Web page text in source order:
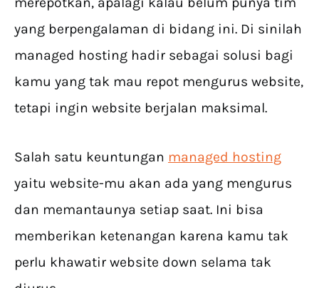
yang berpengalaman di bidang ini. Di sinilah
managed hosting hadir sebagai solusi bagi
kamu yang tak mau repot mengurus website,
tetapi ingin website berjalan maksimal.
Salah satu keuntungan managed hosting
yaitu website-mu akan ada yang mengurus
dan memantaunya setiap saat. Ini bisa
memberikan ketenangan karena kamu tak
perlu khawatir website down selama tak